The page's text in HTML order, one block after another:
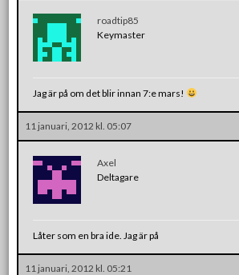
roadtip85
Keymaster
Jag är på om det blir innan 7:e mars!
11 januari, 2012 kl. 05:07
Axel
Deltagare
Låter som en bra ide. Jag är på
11 januari, 2012 kl. 05:21